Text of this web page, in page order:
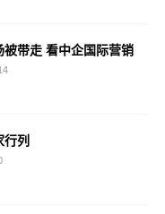
带走 看中企国际营销
列